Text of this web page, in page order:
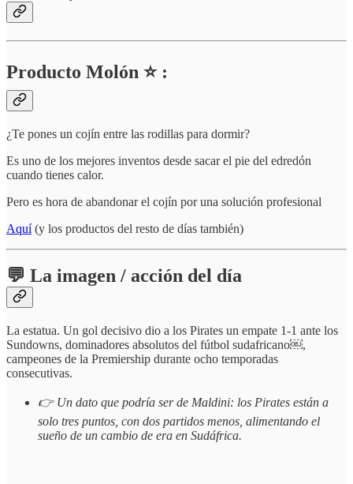
Producto Molón ⭐ :
¿Te pones un cojín entre las rodillas para dormir?
Es uno de los mejores inventos desde sacar el pie del edredón
cuando tienes calor.
Pero es hora de abandonar el cojín por una solución profesional
Aquí(y los productos del resto de días también)
💬 La imagen / acción del día
La estatua. Un gol decisivo dio a los Pirates un empate 1-1 ante los
Sundowns, dominadores absolutos del fútbol sudafricano￼,
campeones de la Premiership durante ocho temporadas
consecutivas.
👉 Un dato que podría ser de Maldini: los Pirates están a
solo tres puntos, con dos partidos menos, alimentando el
sueño de un cambio de era en Sudáfrica.